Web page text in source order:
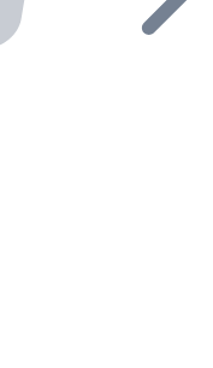
en tu ecosistema.
de distribuidores.
a nuestro ecosistema.